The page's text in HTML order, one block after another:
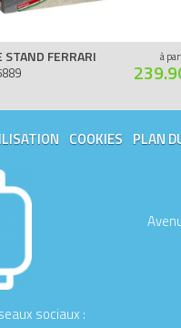
STAND FERRARI à
COOKIES PLAN
sociaux :